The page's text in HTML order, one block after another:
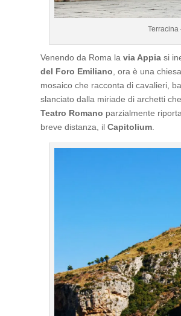
Terracina
Venendo da Roma la via Appia si
del Foro Emiliano , ora è una
mosaico che racconta di cavalieri,
slanciato dalla miriade di archetti
Teatro Romano parzialmente
breve distanza, ilCapitolium